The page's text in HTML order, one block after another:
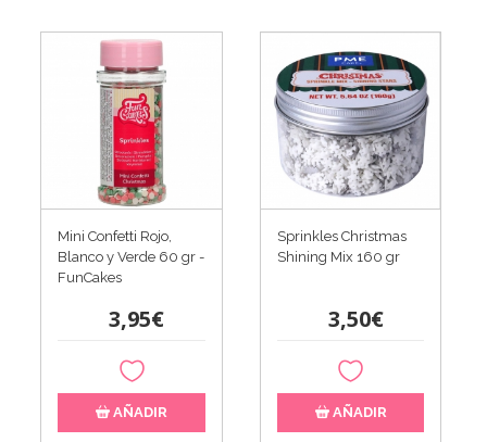
Mini Confetti Rojo,
Blanco y Verde 60 gr -
FunCakes
3,95€
AÑADIR
Sprinkles Christmas
Shining Mix 160 gr
3,50€
AÑADIR